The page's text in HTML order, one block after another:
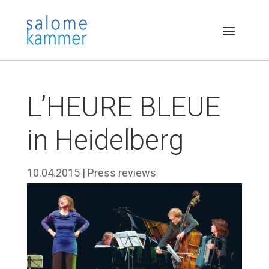
L’HEURE BLEUE
in Heidelberg
10.04.2015| Press reviews